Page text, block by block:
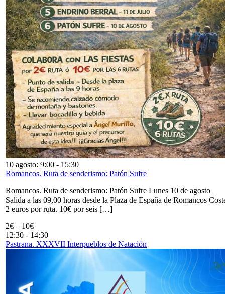
10 agosto: 9:00 - 15:30
Romancos. Ruta de senderismo: Patón Sufre
Romancos. Ruta de senderismo: Patón Sufre Lunes 10 de agosto
Salida a las 09,00 horas desde la Plaza de España de Romancos
2 euros por ruta. 10€ por seis […]
2€ – 10€
12:30 - 14:30
Pastrana. XXXVII Interpueblos de Natación